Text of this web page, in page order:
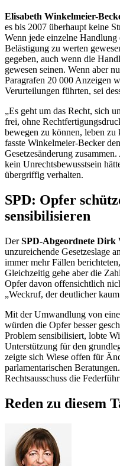
Elisabeth Winkelmeier-
es bis 2007 überhaupt keine
Wenn jede einzelne Handlung
Belästigung zu werten
gegeben, auch wenn die
gewesen seinen. Wenn aber
Paragrafen 20 000 Anzeigen
Verurteilungen führten, sei
„Es geht um das Recht, sich
frei, ohne
bewegen zu können, leben zu
fasste Winkelmeier-Becker
Gesetzesänderung
kein Unrechtsbewusstsein
übergriffig verhalten.
SPD: Opfer
sensibilisieren
DerSPD-Abgeordnete Dirk
unzureichende Gesetzeslage
immer mehr Fällen
Gleichzeitig gehe aber die
Opfer davon offensichtlich
„Weckruf, der deutlicher
Mit der Umwandlung von
würden die Opfer besser
Problem sensibilisiert, lobte
Unterstützung für den
zeigte sich Wiese offen für
parlamentarischen
Rechtsausschuss die
Reden zu diesem